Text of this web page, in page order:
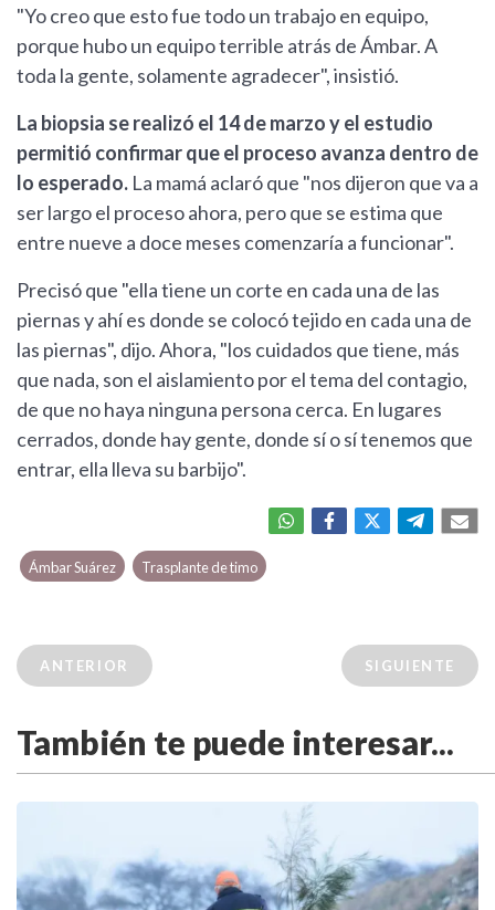
"Yo creo que esto fue todo un trabajo en equipo,
porque hubo un equipo terrible atrás de Ámbar. A
toda la gente, solamente agradecer", insistió.
La biopsia se realizó el 14 de marzo y el estudio
permitió confirmar que el proceso avanza dentro de
lo esperado. La mamá aclaró que "nos dijeron que va a
ser largo el proceso ahora, pero que se estima que
entre nueve a doce meses comenzaría a funcionar".
Precisó que "ella tiene un corte en cada una de las
piernas y ahí es donde se colocó tejido en cada una de
las piernas", dijo. Ahora, "los cuidados que tiene, más
que nada, son el aislamiento por el tema del contagio,
de que no haya ninguna persona cerca. En lugares
cerrados, donde hay gente, donde sí o sí tenemos que
entrar, ella lleva su barbijo".
Ámbar Suárez Trasplante de timo
ANTERIOR SIGUIENTE
También te puede interesar...